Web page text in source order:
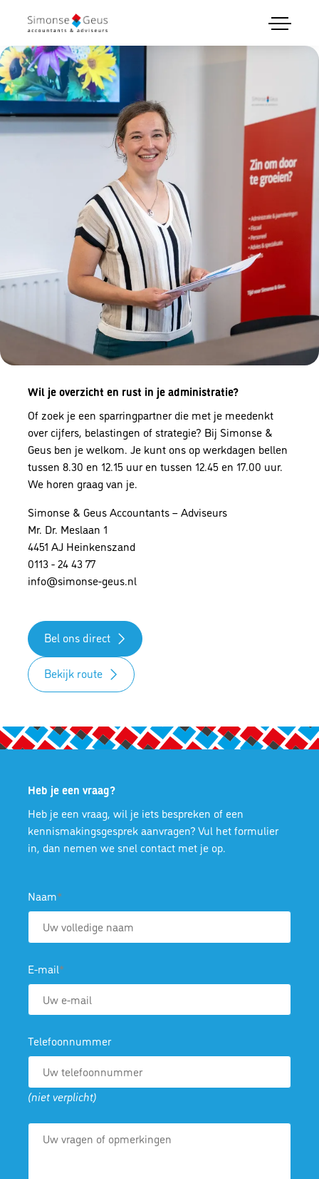
menu
Administratie & boekhouding
Bedrijfsadvies & strategie
Belastingen & aangiftes
Jaarrekeningen & rapportages
Personeel & loonadministratie
Plan intakegesprek
Wil je overzicht en rust in je administratie?
Of zoek je een sparringpartner die met je meedenkt
over cijfers, belastingen of strategie? Bij Simonse &
Geus ben je welkom. Je kunt ons op werkdagen bellen
tussen 8.30 en 12.15 uur en tussen 12.45 en 17.00 uur.
We horen graag van je.
Simonse & Geus Accountants – Adviseurs
Mr. Dr. Meslaan 1
4451 AJ Heinkenszand
0113 - 24 43 77
info@simonse-geus.nl
Bel ons direct
Bekijk route
Heb je een vraag?
Heb je een vraag, wil je iets bespreken of een
kennismakingsgesprek aanvragen? Vul het formulier
in, dan nemen we snel contact met je op.
Naam
E-mail
Telefoonnummer
(niet verplicht)